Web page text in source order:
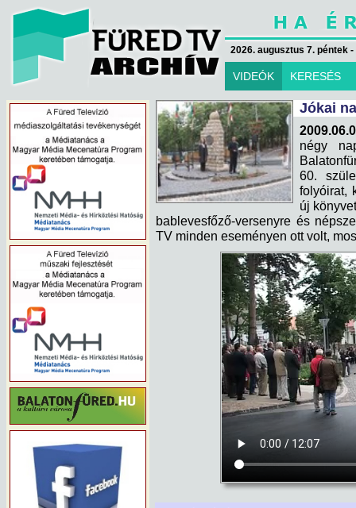
2026. augusztus 7. péntek
VIDEÓK KERESÉS
Jókai
négy
60.
folyóirat,
új
bablevesfőző-versenyre és
TV minden eseményen ott volt,